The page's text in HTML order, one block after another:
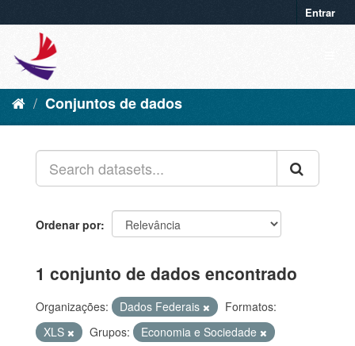
Entrar
Conjuntos de dados
Ordenar por
1 conjunto de dados encontrado
Organizações: Dados Federais
Formatos:
XLS
Grupos:
Economia e Sociedade